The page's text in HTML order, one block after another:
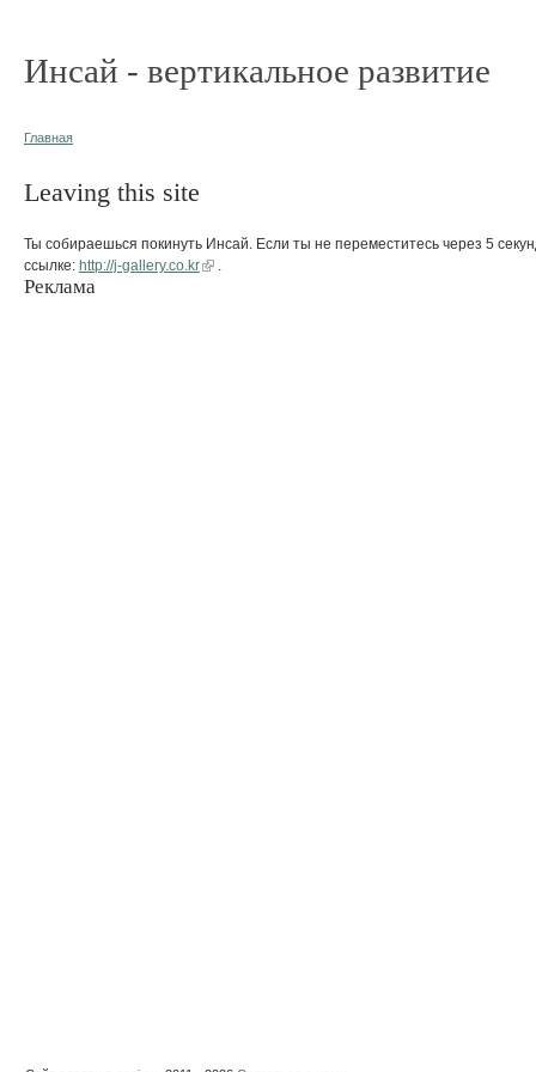
Инсай - вертикальное развитие
Главная
Leaving this site
Ты собираешься покинуть Инсай. Если ты не переместитесь через 5
ссылке: http://j-gallery.co.kr
Реклама